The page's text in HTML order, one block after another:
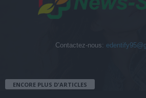
Contactez-nous:
ENCORE PLUS D'ARTICLES